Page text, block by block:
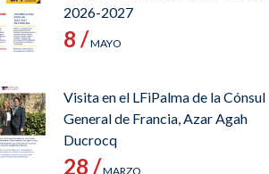
2026-2027
8 /MAYO
Visita en el LFiPalma de la Cónsul
General de Francia, Azar Agah
Ducrocq
28 /MARZO